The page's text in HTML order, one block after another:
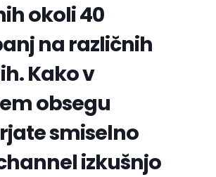
okoli 40
na različnih
Kako v
obsegu
smiselno
izkušnjo